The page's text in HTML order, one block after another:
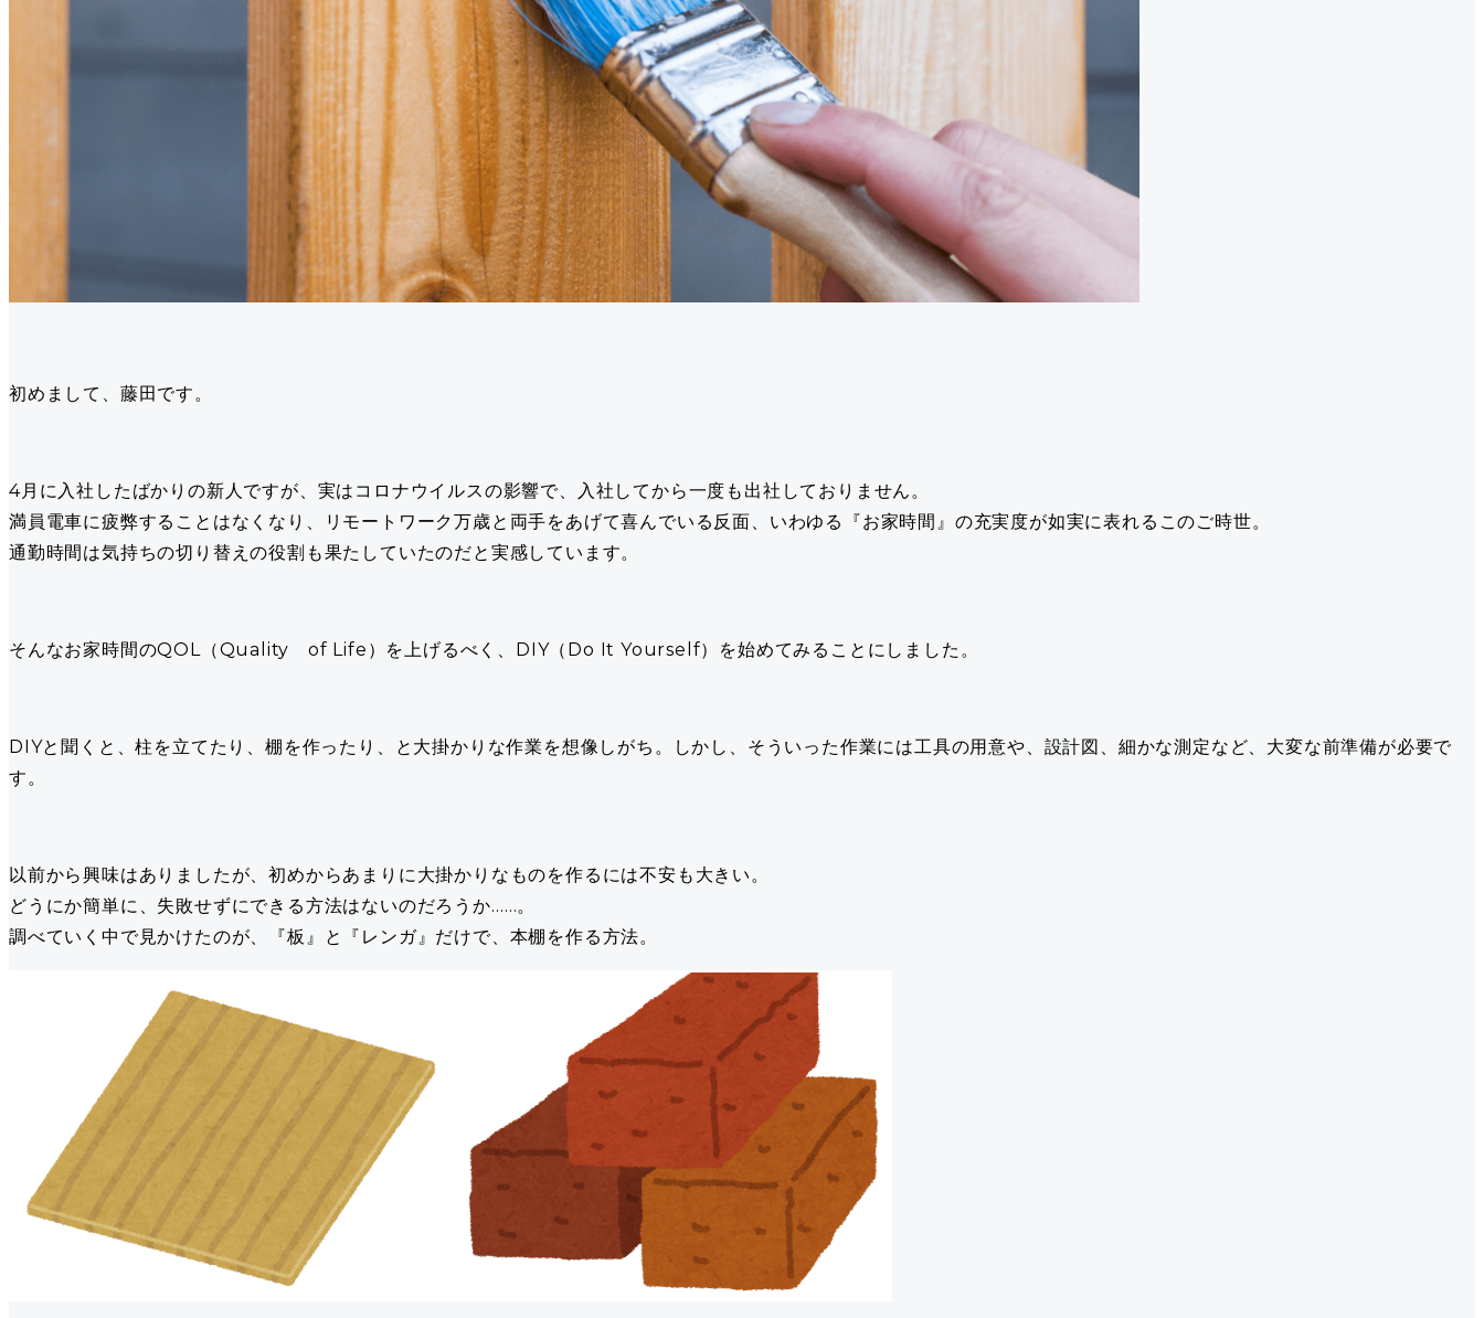
初めまして、藤田です。
4月に入社したばかりの新人ですが、実はコロナウイルスの影響で、入社してから一度も出社しておりません。
満員電車に疲弊することはなくなり、リモートワーク万歳と両手をあげて喜んでいる反面、いわゆる『お家時間』の充実度が如実に表れるこのご時世。
通勤時間は気持ちの切り替えの役割も果たしていたのだと実感しています。
そんなお家時間のQOL（Quality of Life）を上げるべく、DIY（Do It Yourself）を始めてみることにしました。
DIYと聞くと、柱を立てたり、棚を作ったり、と大掛かりな作業を想像しがち。しかし、そういった作業には工具の用意や、設計図、細かな測定など、大変な前準備が必要で
す。
以前から興味はありましたが、初めからあまりに大掛かりなものを作るには不安も大きい。
どうにか簡単に、失敗せずにできる方法はないのだろうか……。
調べていく中で見かけたのが、『板』と『レンガ』だけで、本棚を作る方法。